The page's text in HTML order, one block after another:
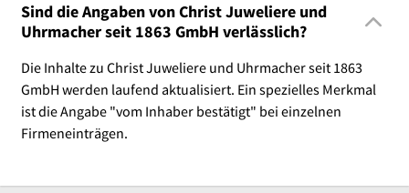
Sind die Angaben von Christ Juweliere und
Uhrmacher seit 1863 GmbH verlässlich?
Die Inhalte zu Christ Juweliere und Uhrmacher seit 1863
GmbH werden laufend aktualisiert. Ein spezielles Merkmal
ist die Angabe "vom Inhaber bestätigt" bei einzelnen
Firmeneinträgen.